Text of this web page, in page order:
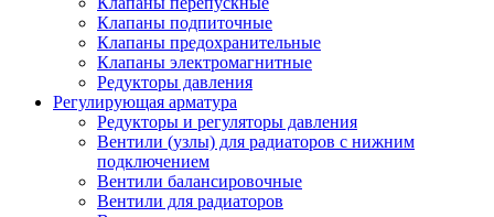
Клапаны подпиточные
Клапаны предохранительные
Клапаны электромагнитные
Редукторы давления
Регулирующая арматура
Редукторы и регуляторы давления
Вентили (узлы) для радиаторов с нижним
подключением
Вентили балансировочные
Вентили для радиаторов